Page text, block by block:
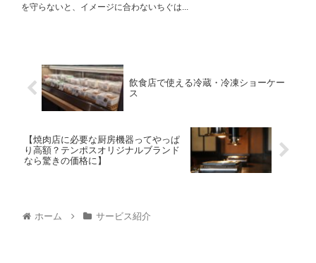
を守らないと、イメージに合わないちぐは...
飲食店で使える冷蔵・冷凍ショーケー
ス
【焼肉店に必要な厨房機器ってやっぱ
り高額？テンポスオリジナルブランド
なら驚きの価格に】
ホーム サービス紹介